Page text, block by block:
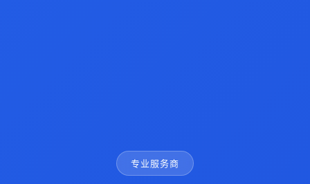
专业服务商